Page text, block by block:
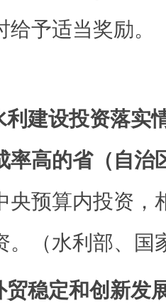
给予适当奖励。
利建设投资落实
率高的省（自治
央预算内投资，
。（水利部、国
贸稳定和创新发